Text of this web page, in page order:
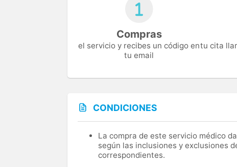
Compras
el servicio y recibes un código en
tu email
tu cita
CONDICIONES
La compra de este servicio médico
según las inclusiones y exclusiones
correspondientes.